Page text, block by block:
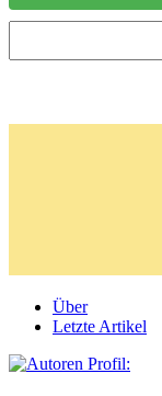
Über
Letzte Artikel